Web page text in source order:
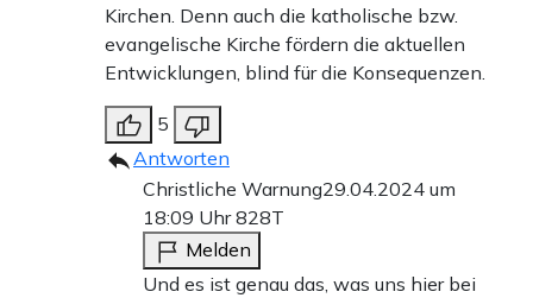
Kirchen. Denn auch die katholische bzw.
evangelische Kirche fördern die aktuellen
Entwicklungen, blind für die Konsequenzen.
5
Antworten
Christliche Warnung29.04.2024 um
18:09 Uhr828T
Melden
Und es ist genau das, was uns hier bei